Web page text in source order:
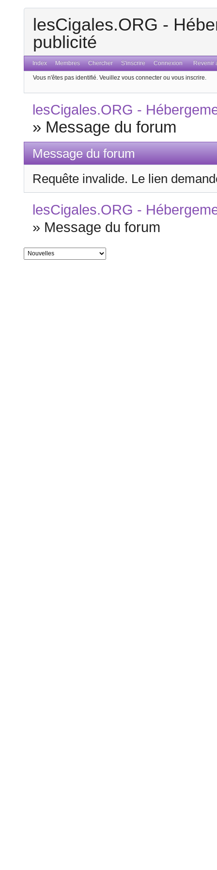
lesCigales.ORG -
publicité
Index Membres Chercher S'inscrire Connexion Revenir
Vous n'êtes pas identifié. Veuillez vous connecter ou vous inscrire.
lesCigales.ORG -
» Message du forum
Message du forum
Requête invalide. Le lien
lesCigales.ORG -
» Message du forum